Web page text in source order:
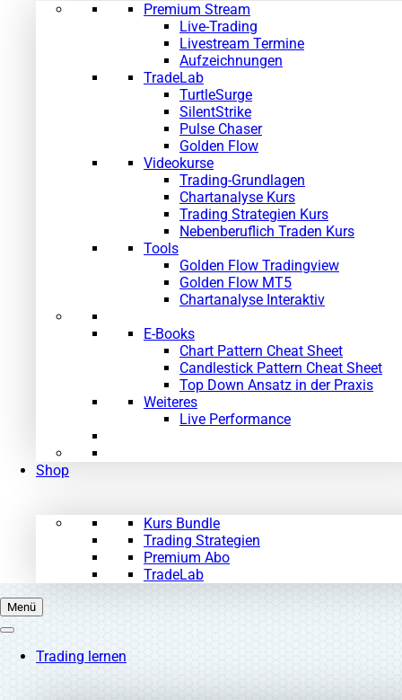
Premium Stream
Live-Trading
Livestream Termine
Aufzeichnungen
TradeLab
TurtleSurge
SilentStrike
Pulse Chaser
Golden Flow
Videokurse
Trading-Grundlagen
Chartanalyse Kurs
Trading Strategien Kurs
Nebenberuflich Traden Kurs
Tools
Golden Flow Tradingview
Golden Flow MT5
Chartanalyse Interaktiv
E-Books
Chart Pattern Cheat Sheet
Candlestick Pattern Cheat Sheet
Top Down Ansatz in der Praxis
Weiteres
Live Performance
Shop
Kurs Bundle
Trading Strategien
Premium Abo
TradeLab
Menü
Trading lernen